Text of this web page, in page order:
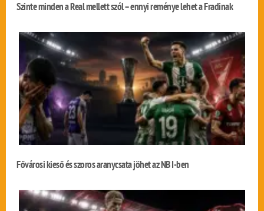
Szinte minden a Real mellett szól – ennyi reménye lehet a Fradinak
Fővárosi kieső és szoros aranycsata jöhet az NB I-ben